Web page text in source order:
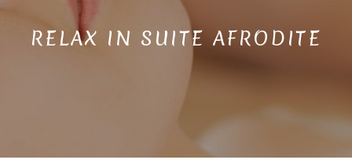
RELAX IN SUITE AFRODITE